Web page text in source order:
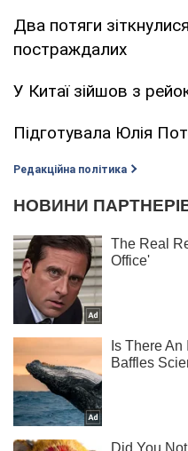
Два потяги
постраждалих
У Китаї зійшов з
Підготувала Юлія
Редакційна політика